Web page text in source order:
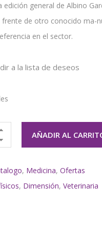
edición general de Albino
frente de otro conocido ma-
en el sector.
a la lista de deseos
AÑADIR AL
, Medicina, Ofertas
, Dimensión, Veterinaria